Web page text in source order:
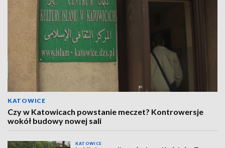
KATOWICE
Czy w Katowicach powstanie meczet? Kontrowersje
wokół budowy nowej sali
KATOWICE